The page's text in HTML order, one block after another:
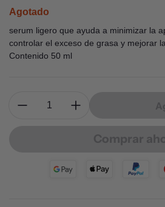
Agotado
serum ligero que ayuda a minimizar la
controlar el exceso de grasa y mejorar
Contenido 50 ml